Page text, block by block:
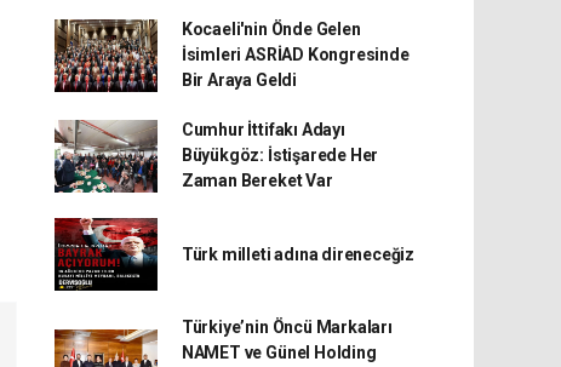
Kocaeli'nin Önde Gelen
İsimleri ASRİAD Kongresinde
Bir Araya Geldi
Cumhur İttifakı Adayı
Büyükgöz: İstişarede Her
Zaman Bereket Var
Türk milleti adına direneceğiz
Türkiye’nin Öncü Markaları
NAMET ve Günel Holding